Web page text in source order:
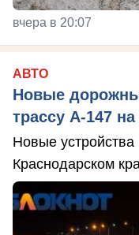
вчера в 20:07
АВТО
Новые
трассу А-147
Новые устройства
Краснодарском